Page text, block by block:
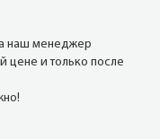
наш менеджер
цене и только после